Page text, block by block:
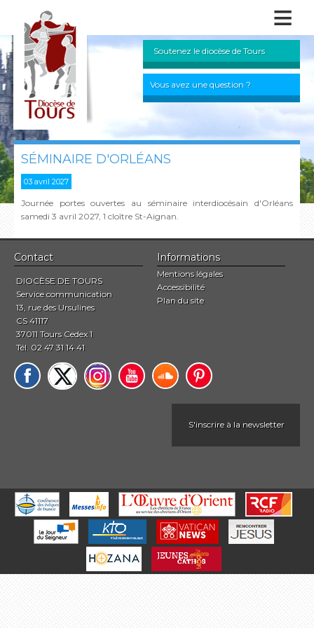
≡
Soutenez le diocèse de Tours
Vous avez une question ?
SÉMINAIRE D'ORLÉANS
03 avril 2027
Journée portes ouvertes au séminaire interdiocésain d'Orléans
samedi 3 avril 2027, 1 cloître St-Aignan.
Contact
DIOCÈSE DE TOURS
Service communication
13, rue des Ursulines
CS 41117
37011 Tours Cedex 1
Tél. 02 47 31 14 41
Informations
Mentions légales
Accessibilité
Plan du site
S'inscrire à la newsletter